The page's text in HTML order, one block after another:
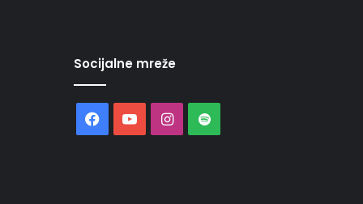
Socijalne mreže
FacebookYouTubeInstagram
Spotify